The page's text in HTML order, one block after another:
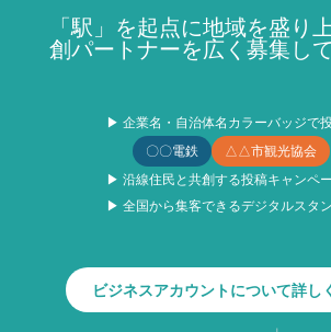
「駅」を起点に地域を盛り
創パートナーを広く募集し
▶ 企業名・自治体名カラーバッジで
〇〇電鉄
△△市観光協会
▶ 沿線住民と共創する投稿キャンペ
▶ 全国から集客できるデジタルスタ
ビジネスアカウントについて詳し